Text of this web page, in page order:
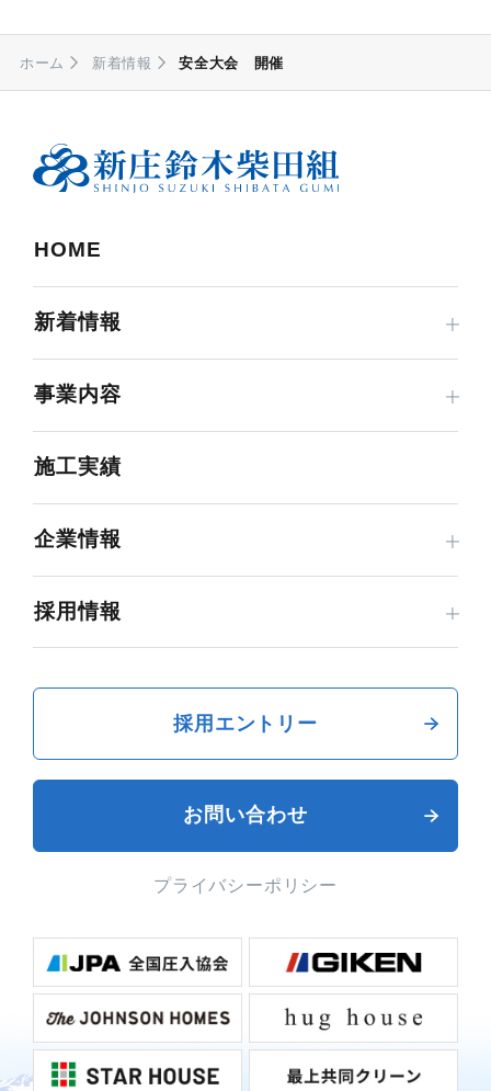
ホーム 新着情報 安全大会 開催
HOME
新着情報
事業内容
施工実績
企業情報
採用情報
採用エントリー
お問い合わせ
プライバシーポリシー